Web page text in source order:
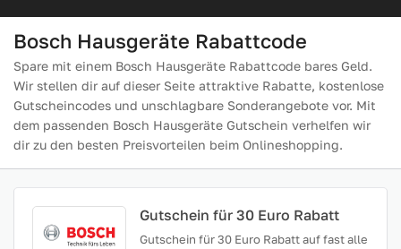
Bosch Hausgeräte Rabattcode
Spare mit einem Bosch Hausgeräte Rabattcode bares Geld.
Wir stellen dir auf dieser Seite attraktive Rabatte, kostenlose
Gutscheincodes und unschlagbare Sonderangebote vor. Mit
dem passenden Bosch Hausgeräte Gutschein verhelfen wir
dir zu den besten Preisvorteilen beim Onlineshopping.
Gutschein für 30 Euro Rabatt
Gutschein für 30 Euro Rabatt auf fast alle